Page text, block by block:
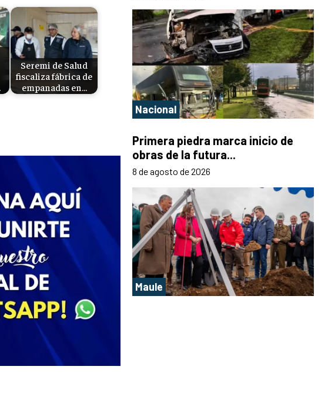
Seremi de Salud
fiscaliza fábrica de
empanadas en…
Nacional
Primera piedra marca inicio de
obras de la futura...
8 de agosto de 2026
Maule